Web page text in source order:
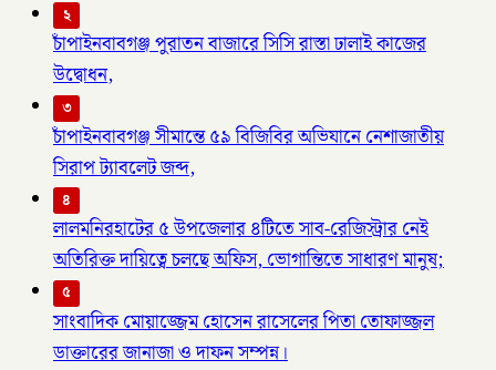
২
চাঁপাইনবাবগঞ্জ পুরাতন বাজারে সিসি রাস্তা ঢালাই কাজের
উদ্বোধন,
৩
চাঁপাইনবাবগঞ্জ সীমান্তে ৫৯ বিজিবির অভিযানে নেশাজাতীয়
সিরাপ ট্যাবলেট জব্দ,
৪
লালমনিরহাটের ৫ উপজেলার ৪টিতে সাব-রেজিস্ট্রার নেই
অতিরিক্ত দায়িত্বে চলছে অফিস, ভোগান্তিতে সাধারণ মানুষ;
৫
সাংবাদিক মোয়াজ্জেম হোসেন রাসেলের পিতা তোফাজ্জল
ডাক্তারের জানাজা ও দাফন সম্পন্ন।